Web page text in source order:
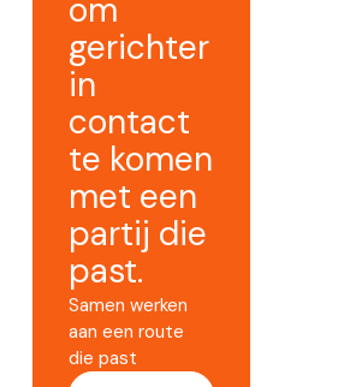
om
gerichter
in
contact
te komen
met een
partij die
past.
Samen werken
aan een route
die past